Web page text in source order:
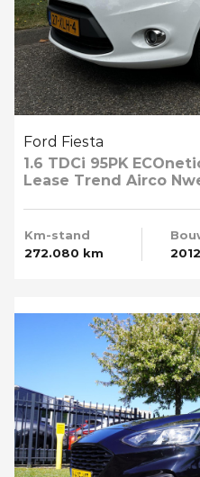
Ford Fiesta
1.6 TDCi 95PK
Lease Trend Airco
Km-stand
272.080 km
2012